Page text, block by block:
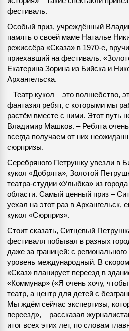
фестиваль.
Особый приз, учреждённый
память о своей маме Наталье
режиссёра «Сказа» в 1970-е,
приехавший на фестиваль.
Екатерина Зорина из Бийска и
Архангельска.
– Театр кукол – это волшебство,
фантазия ребят, с которыми мы
растём вместе с ними. Этот путь
Владимир Машков. – Ребята
всегда получаем от них
сюрпризы.
Серебряного Петрушку увезли в
кукол «Добрята», Золотой
театра-студии «Улыбка» из
области. Самый ценный приз –
уехал на этот раз в Архангельск,
кукол «Сюрприз».
Стоит сказать, Ситцевый
фестиваля побывал в разных
даже за границей: с
уровень международный. В
«Сказ» планирует переезд в
«Коммунар» («Я очень хочу,
театр, а центр для детей с
Мы ждём сейчас экспертизы,
переезд», – рассказал
итог всех этих лет, по словам